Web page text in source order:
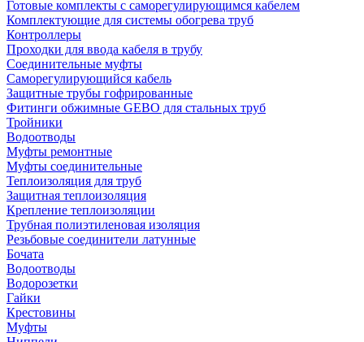
Готовые комплекты с саморегулирующимся кабелем
Комплектующие для системы обогрева труб
Контроллеры
Проходки для ввода кабеля в трубу
Соединительные муфты
Саморегулирующийся кабель
Защитные трубы гофрированные
Фитинги обжимные GEBO для стальных труб
Тройники
Водоотводы
Муфты ремонтные
Муфты соединительные
Теплоизоляция для труб
Защитная теплоизоляция
Крепление теплоизоляции
Трубная полиэтиленовая изоляция
Резьбовые соединители латунные
Бочата
Водоотводы
Водорозетки
Гайки
Крестовины
Муфты